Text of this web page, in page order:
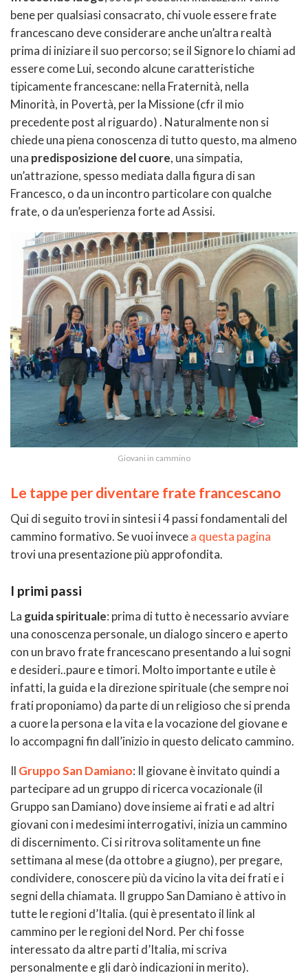
bene per qualsiasi consacrato, chi vuole essere frate
francescano deve considerare anche un’altra realtà
prima di iniziare il suo percorso; se il Signore lo chiami ad
essere come Lui, secondo alcune caratteristiche
tipicamente francescane: nella Fraternità, nella
Minorità, in Povertà, per la Missione (cfr il mio
precedente post al riguardo) . Naturalmente non si
chiede una piena conoscenza di tutto questo, ma almeno
una predisposizione del cuore, una simpatia,
un’attrazione, spesso mediata dalla figura di san
Francesco, o da un incontro particolare con qualche
frate, o da un’esperienza forte ad Assisi.
Giovani in cammino
Le tappe per diventare frate francescano
Qui di seguito trovi in sintesi i 4 passi fondamentali del
cammino formativo. Se vuoi invecea questa pagina
trovi una presentazione più approfondita.
I primi passi
La guida spirituale: prima di tutto è necessario avviare
una conoscenza personale, un dialogo sincero e aperto
con un bravo frate francescano presentando a lui sogni
e desideri..paure e timori. Molto importante e utile è
infatti, la guida e la direzione spirituale (che sempre noi
frati proponiamo) da parte di un religioso che si prenda
a cuore la persona e la vita e la vocazione del giovane e
lo accompagni fin dall’inizio in questo delicato cammino.
Il Gruppo San Damiano: Il giovane è invitato quindi a
partecipare ad un gruppo di ricerca vocazionale (il
Gruppo san Damiano) dove insieme ai frati e ad altri
giovani con i medesimi interrogativi, inizia un cammino
di discernimento. Ci si ritrova solitamente un fine
settimana al mese (da ottobre a giugno), per pregare,
condividere, conoscere più da vicino la vita dei frati e i
segni della chiamata. Il gruppo San Damiano è attivo in
tutte le regioni d’Italia. (qui è presentato il link al
cammino per le regioni del Nord. Per chi fosse
interessato da altre parti d’Italia, mi scriva
personalmente e gli darò indicazioni in merito).